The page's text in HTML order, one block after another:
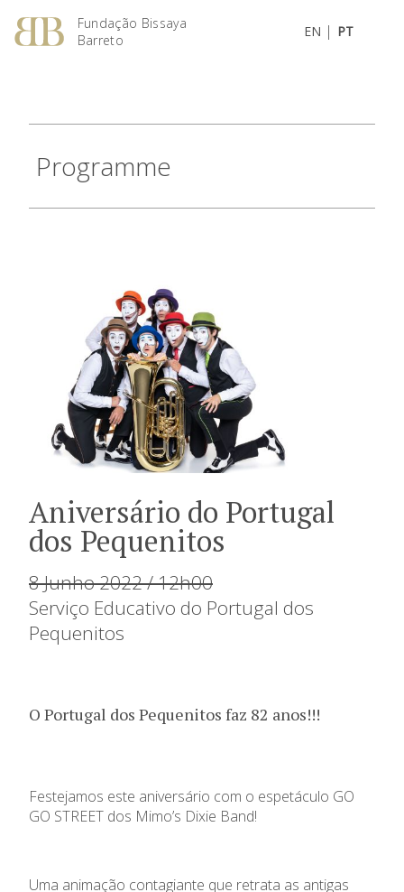
Fundação Bissaya
Barreto
EN | PT
Programme
Aniversário do Portugal
dos Pequenitos
8 Junho 2022 / 12h00
Serviço Educativo do Portugal dos
Pequenitos
O Portugal dos Pequenitos faz 82 anos!!!
Festejamos este aniversário com o espetáculo GO
GO STREET dos Mimo’s Dixie Band!
Uma animação contagiante que retrata as antigas